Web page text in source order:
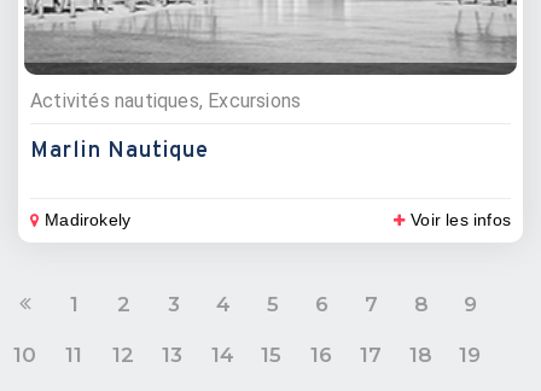
Activités nautiques, Excursions
Marlin Nautique
Madirokely Voir les infos
1 2 3 4 5 6 7 8 9
10 11 12 13 14 15 16 17 18 19